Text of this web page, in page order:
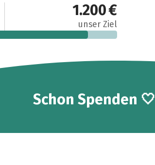
1.200 €
unser Ziel
Schon22
Spenden 🤍